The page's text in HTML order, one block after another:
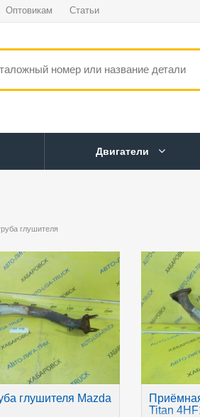
Оптовикам Статьи
Двигатели
глушителя
глушителя Mazda
Titan